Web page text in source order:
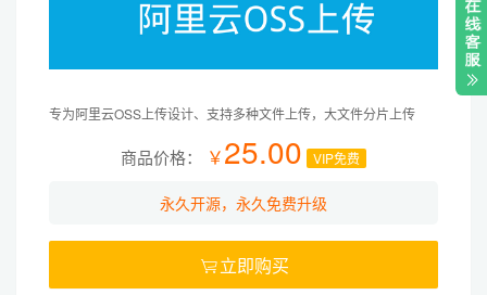
专为阿里云OSS上传设计、支持多种文件上传，大文件分片上传
商品价格： ￥25.00 VIP免费
永久开源，永久免费升级
立即购买